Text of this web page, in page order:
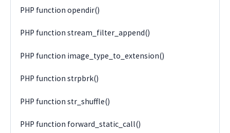
PHP function opendir()
PHP function stream_filter_append()
PHP function image_type_to_extension()
PHP function strpbrk()
PHP function str_shuffle()
PHP function forward_static_call()